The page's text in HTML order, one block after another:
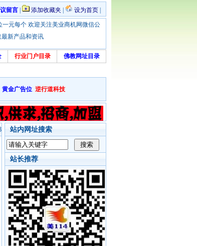
留言 添加收藏夹 设为首页
元每个 欢迎关注美业商机网微信公
新产品和资讯
行业门户目录 佛教网址目录
黄金广告位 逆行道科技
站内网址搜索
站长推荐